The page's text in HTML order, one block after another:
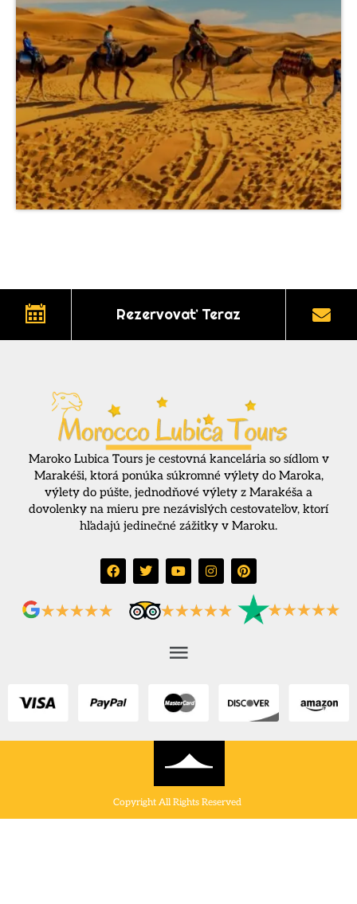
Rezervovať Teraz
Maroko Lubica Tours je cestovná kancelária so sídlom v
Marakéši, ktorá ponúka súkromné výlety do Maroka,
výlety do púšte, jednodňové výlety z Marakéša a
dovolenky na mieru pre nezávislých cestovateľov, ktorí
hľadajú jedinečné zážitky v Maroku.
Copyright All Rights Reserved